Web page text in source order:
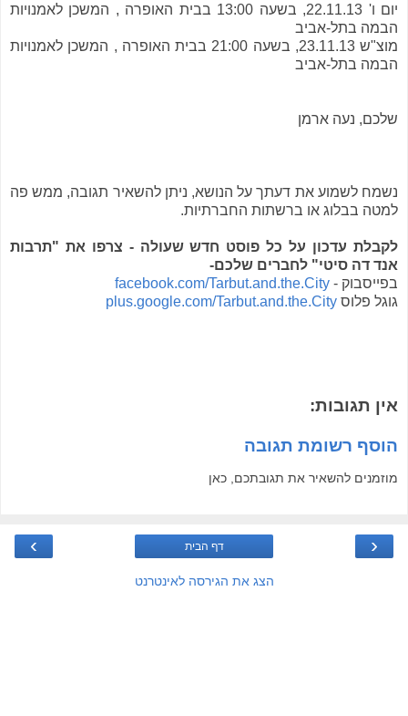
יום ו' 22.11.13, בשעה 13:00 בבית האופרה , המשכן לאמנויות
הבמה בתל-אביב
מוצ"ש 23.11.13, בשעה 21:00 בבית האופרה , המשכן לאמנויות
הבמה בתל-אביב
שלכם, נעה ארמן
נשמח לשמוע את דעתך על הנושא, ניתן להשאיר תגובה, ממש פה
למטה בבלוג או ברשתות החברתיות.
לקבלת עדכון על כל פוסט חדש שעולה - צרפו את "תרבות
אנד דה סיטי" לחברים שלכם-
בפייסבוק - facebook.com/Tarbut.and.the.City
גוגל פלוס plus.google.com/Tarbut.and.the.City
אין תגובות:
הוסף רשומת תגובה
מוזמנים להשאיר את תגובתכם, כאן
‹
› דף הבית
הצג את הגירסה לאינטרנט